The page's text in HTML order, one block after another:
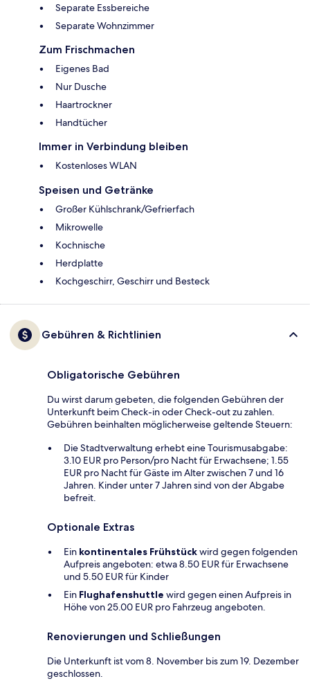
Separate Essbereiche
Separate Wohnzimmer
Zum Frischmachen
Eigenes Bad
Nur Dusche
Haartrockner
Handtücher
Immer in Verbindung bleiben
Kostenloses WLAN
Speisen und Getränke
Großer Kühlschrank/Gefrierfach
Mikrowelle
Kochnische
Herdplatte
Kochgeschirr, Geschirr und Besteck
Gebühren & Richtlinien
Obligatorische Gebühren
Du wirst darum gebeten, die folgenden Gebühren der
Unterkunft beim Check-in oder Check-out zu zahlen.
Gebühren beinhalten möglicherweise geltende Steuern:
Die Stadtverwaltung erhebt eine Tourismusabgabe:
3.10 EUR pro Person/pro Nacht für Erwachsene; 1.55
EUR pro Nacht für Gäste im Alter zwischen 7 und 16
Jahren. Kinder unter 7 Jahren sind von der Abgabe
befreit.
Optionale Extras
Ein kontinentales Frühstückwird gegen folgenden
Aufpreis angeboten: etwa 8.50 EUR für Erwachsene
und 5.50 EUR für Kinder
Ein Flughafenshuttle wird gegen einen Aufpreis in
Höhe von 25.00 EUR pro Fahrzeug angeboten.
Renovierungen und Schließungen
Die Unterkunft ist vom 8. November bis zum 19. Dezember
geschlossen.